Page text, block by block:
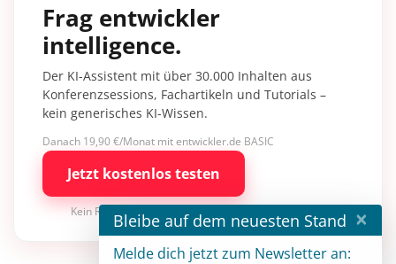
Frag entwickler
intelligence.
Der KI-Assistent mit über 30.000 Inhalten aus
Konferenzsessions, Fachartikeln und Tutorials –
kein generisches KI-Wissen.
Danach 19,90 €/Monat mit entwickler.de BASIC
Jetzt kostenlos testen
Kein Risiko · jederzeit kündbar
Bleibe auf dem neuesten Stand ×
Melde dich jetzt zum Newsletter an: